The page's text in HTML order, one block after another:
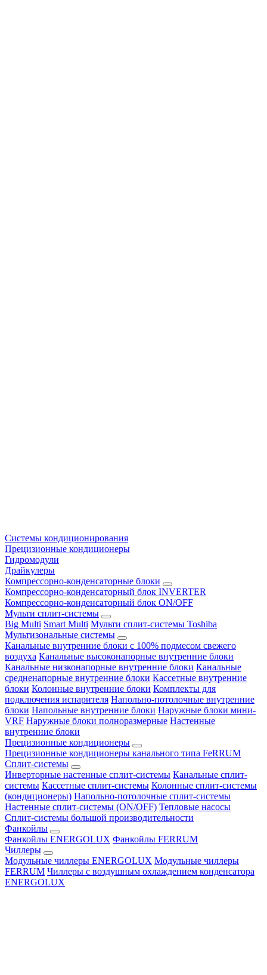
Системы кондиционирования
Прецизионные кондиционеры
Гидромодули
Драйкулеры
Компрессорно-конденсаторные блоки
Компрессорно-конденсаторный блок INVERTER
Компрессорно-конденсаторный блок ON/OFF
Мульти сплит-системы
Big Multi Smart Multi Мульти сплит-системы Toshiba
Мультизональные системы
Канальные внутренние блоки с 100% подмесом свежего
воздуха Канальные высоконапорные внутренние блоки
Канальные низконапорные внутренние блоки Канальные
средненапорные внутренние блоки Кассетные внутренние
блоки Колонные внутренние блоки Комплекты для
подключения испарителя Напольно-потолочные внутренние
блоки Напольные внутренние блоки Наружные блоки мини-
VRF Наружные блоки полноразмерные Настенные
внутренние блоки
Прецизионные кондиционеры
Прецизионные кондиционеры канального типа FeRRUM
Сплит-системы
Инверторные настенные сплит-системы Канальные сплит-
системы Кассетные сплит-системы Колонные сплит-системы
(кондиционеры) Напольно-потолочные сплит-системы
Настенные сплит-системы (ON/OFF) Тепловые насосы
Сплит-системы большой производительности
Фанкойлы
Фанкойлы ENERGOLUX Фанкойлы FERRUM
Чиллеры
Модульные чиллеры ENERGOLUX Модульные чиллеры
FERRUM Чиллеры с воздушным охлаждением конденсатора
ENERGOLUX